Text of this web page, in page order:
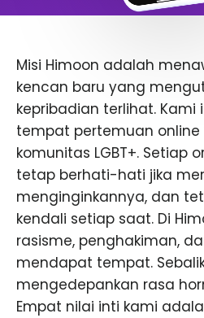
Misi Himoon adalah
kencan baru yang
kepribadian terlihat.
tempat pertemuan
komunitas LGBT+. Setiap
tetap berhati-hati jika
menginginkannya, dan
kendali setiap saat. Di
rasisme, penghakiman,
mendapat tempat.
mengedepankan rasa
Empat nilai inti kami